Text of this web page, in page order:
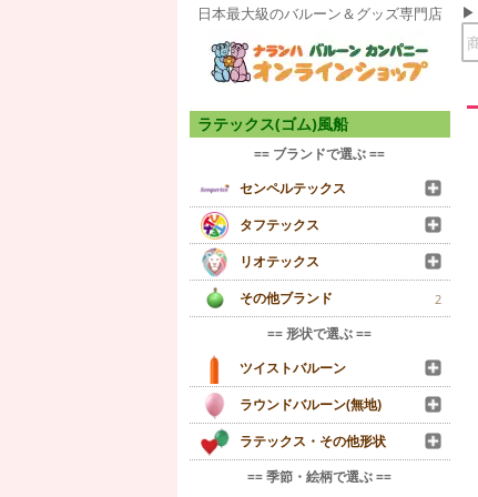
日本最大級のバルーン＆グッズ専門店
ラテックス(ゴム)風船
== ブランドで選ぶ ==
センペルテックス
タフテックス
リオテックス
その他ブランド
2
== 形状で選ぶ ==
ツイストバルーン
ラウンドバルーン(無地)
ラテックス・その他形状
== 季節・絵柄で選ぶ ==